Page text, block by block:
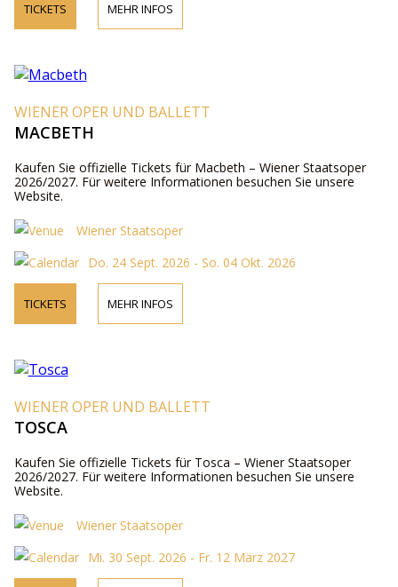
TICKETS MEHR INFOS
WIENER OPER UND BALLETT
MACBETH
Kaufen Sie offizielle Tickets für Macbeth – Wiener Staatsoper
2026/2027. Für weitere Informationen besuchen Sie unsere
Website.
Wiener Staatsoper
Do. 24 Sept. 2026 - So. 04 Okt. 2026
TICKETS MEHR INFOS
WIENER OPER UND BALLETT
TOSCA
Kaufen Sie offizielle Tickets für Tosca – Wiener Staatsoper
2026/2027. Für weitere Informationen besuchen Sie unsere
Website.
Wiener Staatsoper
Mi. 30 Sept. 2026 - Fr. 12 März 2027